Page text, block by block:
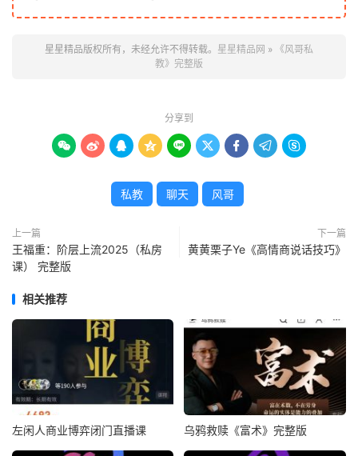
星星精品版权所有，未经允许不得转载。 星星精品网 » 《风哥私
教》完整版
分享到
        
私教 聊天 风哥
上一篇
王福重：阶层上流2025（私房
课） 完整版
下一篇
黄黄栗子Ye《高情商说话技巧》
相关推荐
左闲人商业博弈闭门直播课 乌鸦救赎《富术》完整版